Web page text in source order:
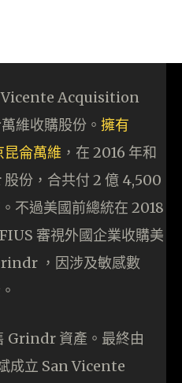
Vicente Acquisition
維收購股份。 擁有
侖萬維 ，在 2016 年和
份，合共付 2 億 4,500
不過美國前總統在 2018
審視外國企業收購美
，因涉及敏感數
Grindr 資產。最終由
成立 San Vicente